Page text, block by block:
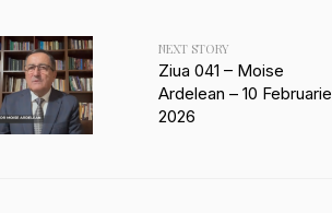
NEXT STORY
Ziua 041 – Moise
Ardelean – 10 Februarie
2026